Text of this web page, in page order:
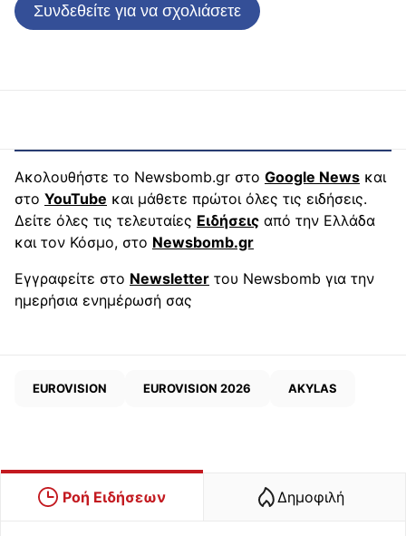
Συνδεθείτε για να σχολιάσετε
Ακολουθήστε το Newsbomb.gr στο Google News και
στο YouTube και μάθετε πρώτοι όλες τις ειδήσεις.
Δείτε όλες τις τελευταίες Ειδήσεις από την Ελλάδα
και τον Κόσμο, στο Newsbomb.gr
Εγγραφείτε στο Newsletter του Newsbomb για την
ημερήσια ενημέρωσή σας
EUROVISION EUROVISION 2026 AKYLAS
Ροή Ειδήσεων Δημοφιλή